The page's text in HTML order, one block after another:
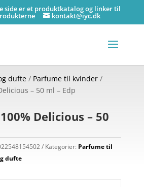
side er et produktkatalog og linker til
kontakt@iyc.dk
dufte/ Parfume til kvinder/
– 50 ml – Edp
Delicious – 50
Kategorier: Parfume til
dufte